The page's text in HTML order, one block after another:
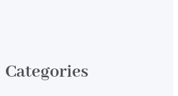
Categories